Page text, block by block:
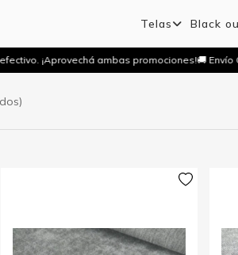
Telas Black
¡Aprovechá ambas promociones!🚚 Envío